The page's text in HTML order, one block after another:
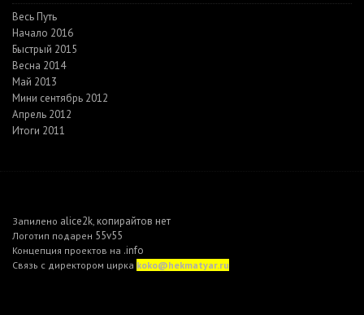
Весь Путь
Начало 2016
Быстрый 2015
Весна 2014
Май 2013
Мини сентябрь 2012
Апрель 2012
Итоги 2011
Запилено alice2k, копирайтов нет
Логотип подарен 55v55
Концепция проектов на .info
Связь с директором цирка koko@hekmatyar.ru